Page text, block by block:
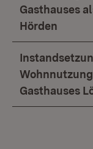
Gasthauses
Hörden
Gasthauses